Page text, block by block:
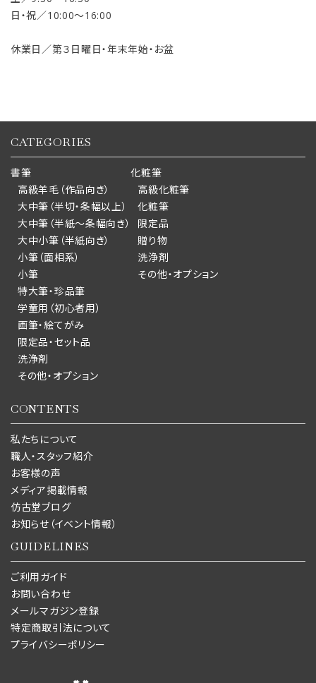
日・祝／10:00〜16:00
休業日／第３日曜日・年末年始・お盆
CATEGORIES
書筆
高級羊毛（作品向き）
大中筆（半切・条幅以上）
大中筆（半紙～条幅向き）
大中小筆（半紙向き）
小筆（面相系）
小筆
特大筆・珍品筆
学童用（初心者用）
画筆・絵てがみ
限定品・セット品
洗浄剤
その他・オプション
化粧筆
高級化粧筆
化粧筆
限定品
贈り物
洗浄剤
その他・オプション
CONTENTS
私たちについて
職人・スタッフ紹介
お客様の声
メディア掲載情報
仿古堂ブログ
お知らせ（イベント情報）
GUIDELINES
ご利用ガイド
お問い合わせ
メールマガジン登録
特定商取引法について
プライバシーポリシー